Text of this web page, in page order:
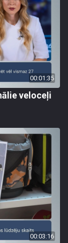
00:01:35
veloceļi
00:03:16